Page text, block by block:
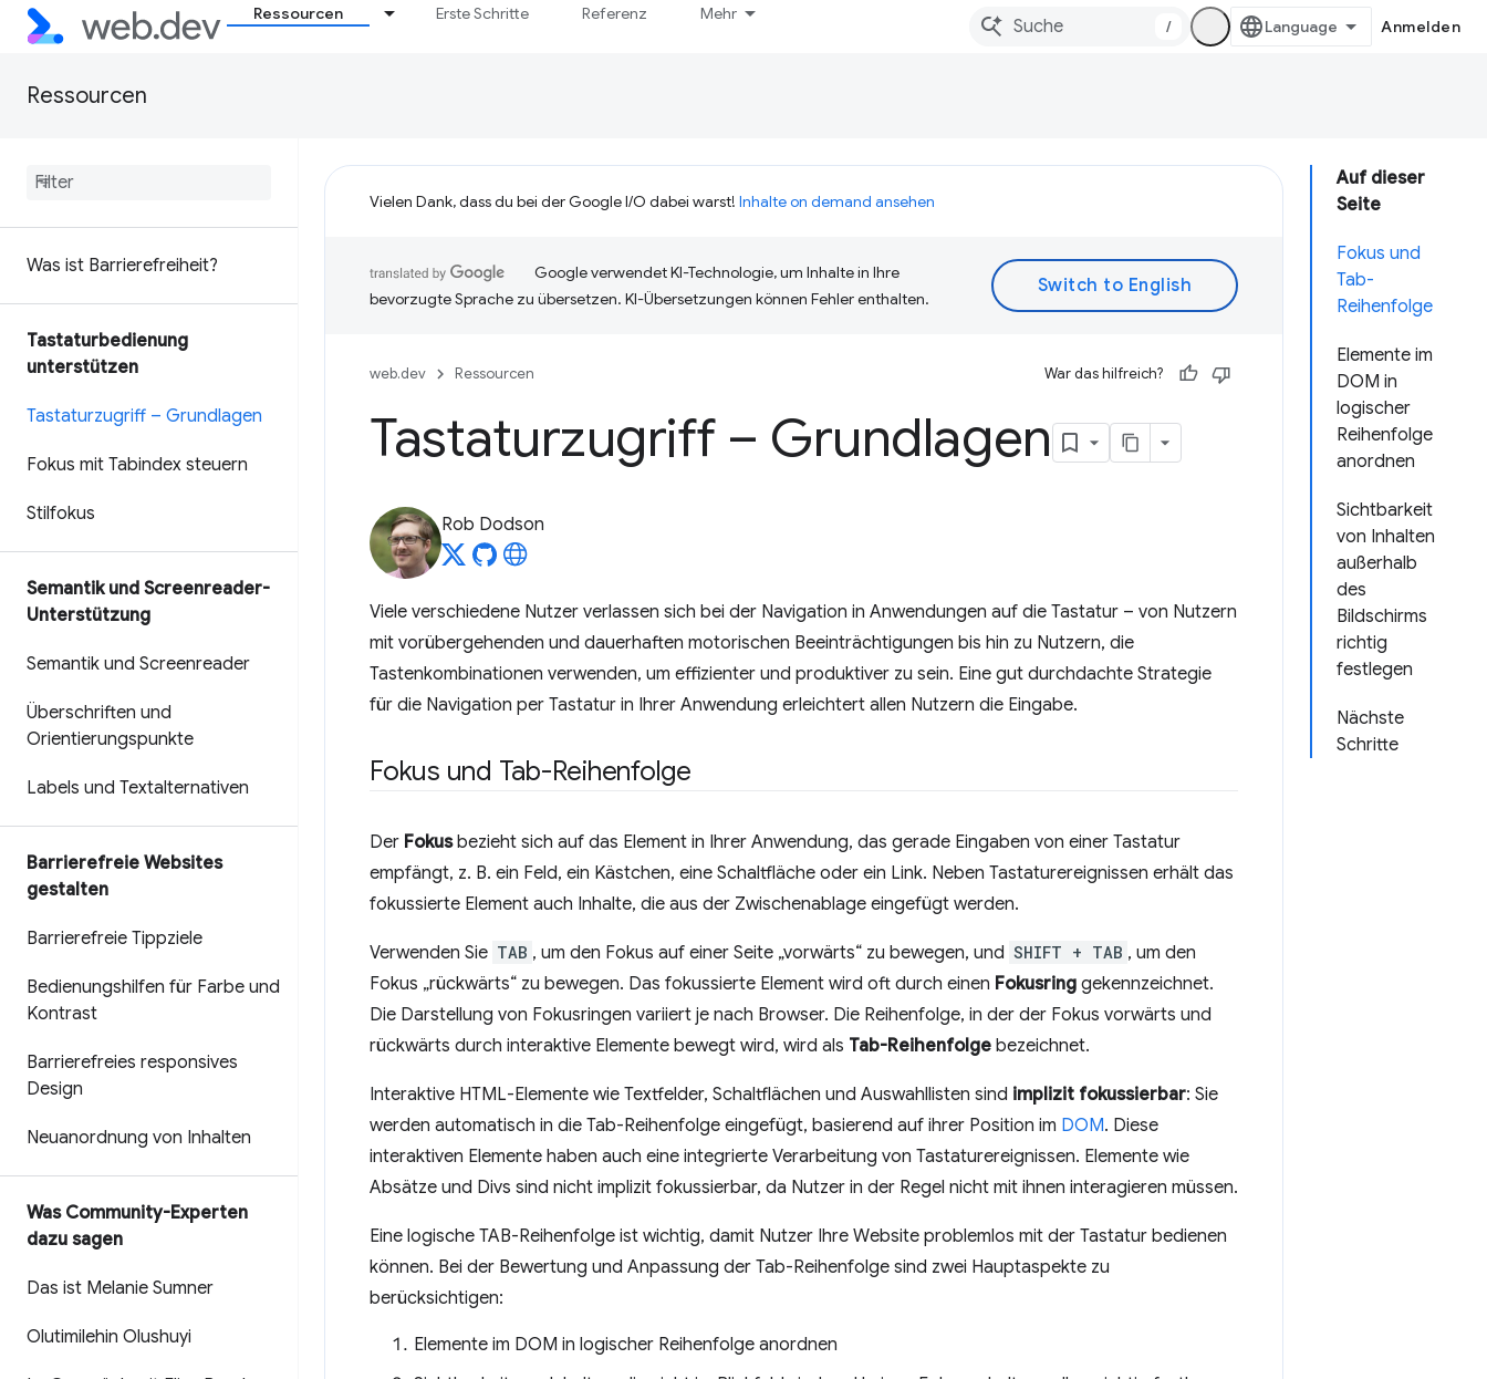
Ressourcen Erste Schritte Referenz Mehr
/ Anmelden
Ressourcen
Was ist Barrierefreiheit?
Tastaturbedienung
unterstützen
Tastaturzugriff – Grundlagen
Fokus mit Tabindex steuern
Stilfokus
Semantik und Screenreader-
Unterstützung
Semantik und Screenreader
Überschriften und
Orientierungspunkte
Labels und Textalternativen
Barrierefreie Websites
gestalten
Barrierefreie Tippziele
Bedienungshilfen für Farbe und
Kontrast
Barrierefreies responsives
Design
Neuanordnung von Inhalten
Was Community-Experten
dazu sagen
Das ist Melanie Sumner
Olutimilehin Olushuyi
Auf dieser
Seite
Fokus und
Tab-
Reihenfolge
Elemente im
DOM in
logischer
Reihenfolge
anordnen
Sichtbarkeit
von Inhalten
außerhalb
des
Bildschirms
richtig
festlegen
Nächste
Schritte
Vielen Dank, dass du bei der Google I/O dabei warst! Inhalte on demand ansehen
Google verwendet KI-Technologie, um Inhalte in Ihre
bevorzugte Sprache zu übersetzen. KI-Übersetzungen können Fehler enthalten.
web.dev Ressourcen War das hilfreich?
Tastaturzugriff – Grundlagen
Rob Dodson
Viele verschiedene Nutzer verlassen sich bei der Navigation in Anwendungen auf die Tastatur – von Nutzern
mit vorübergehenden und dauerhaften motorischen Beeinträchtigungen bis hin zu Nutzern, die
Tastenkombinationen verwenden, um effizienter und produktiver zu sein. Eine gut durchdachte Strategie
für die Navigation per Tastatur in Ihrer Anwendung erleichtert allen Nutzern die Eingabe.
Fokus und Tab-Reihenfolge
Der Fokusbezieht sich auf das Element in Ihrer Anwendung, das gerade Eingaben von einer Tastatur
empfängt, z. B. ein Feld, ein Kästchen, eine Schaltfläche oder ein Link. Neben Tastaturereignissen erhält das
fokussierte Element auch Inhalte, die aus der Zwischenablage eingefügt werden.
Verwenden Sie TAB , um den Fokus auf einer Seite „vorwärts“ zu bewegen, und SHIFT + TAB , um den
Fokus „rückwärts“ zu bewegen. Das fokussierte Element wird oft durch einen Fokusring gekennzeichnet.
Die Darstellung von Fokusringen variiert je nach Browser. Die Reihenfolge, in der der Fokus vorwärts und
rückwärts durch interaktive Elemente bewegt wird, wird als Tab-Reihenfolge bezeichnet.
Interaktive HTML-Elemente wie Textfelder, Schaltflächen und Auswahllisten sind implizit fokussierbar: Sie
werden automatisch in die Tab-Reihenfolge eingefügt, basierend auf ihrer Position im DOM. Diese
interaktiven Elemente haben auch eine integrierte Verarbeitung von Tastaturereignissen. Elemente wie
Absätze und Divs sind nicht implizit fokussierbar, da Nutzer in der Regel nicht mit ihnen interagieren müssen.
Eine logische TAB-Reihenfolge ist wichtig, damit Nutzer Ihre Website problemlos mit der Tastatur bedienen
können. Bei der Bewertung und Anpassung der Tab-Reihenfolge sind zwei Hauptaspekte zu
berücksichtigen:
Elemente im DOM in logischer Reihenfolge anordnen